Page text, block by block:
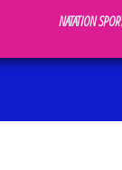
NATATION